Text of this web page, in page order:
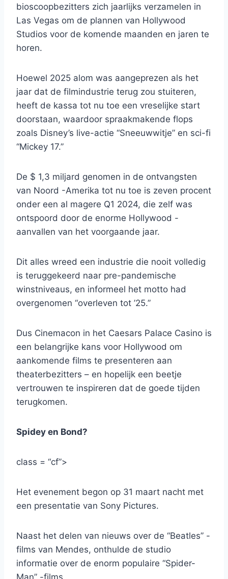
bioscoopbezitters zich jaarlijks verzamelen in
Las Vegas om de plannen van Hollywood
Studios voor de komende maanden en jaren te
horen.
Hoewel 2025 alom was aangeprezen als het
jaar dat de filmindustrie terug zou stuiteren,
heeft de kassa tot nu toe een vreselijke start
doorstaan, waardoor spraakmakende flops
zoals Disney’s live-actie “Sneeuwwitje” en sci-fi
“Mickey 17.”
De $ 1,3 miljard genomen in de ontvangsten
van Noord -Amerika tot nu toe is zeven procent
onder een al magere Q1 2024, die zelf was
ontspoord door de enorme Hollywood -
aanvallen van het voorgaande jaar.
Dit alles wreed een industrie die nooit volledig
is teruggekeerd naar pre-pandemische
winstniveaus, en informeel het motto had
overgenomen “overleven tot ’25.”
Dus Cinemacon in het Caesars Palace Casino is
een belangrijke kans voor Hollywood om
aankomende films te presenteren aan
theaterbezitters – en hopelijk een beetje
vertrouwen te inspireren dat de goede tijden
terugkomen.
Spidey en Bond?
class = “cf”>
Het evenement begon op 31 maart nacht met
een presentatie van Sony Pictures.
Naast het delen van nieuws over de “Beatles” -
films van Mendes, onthulde de studio
informatie over de enorm populaire “Spider-